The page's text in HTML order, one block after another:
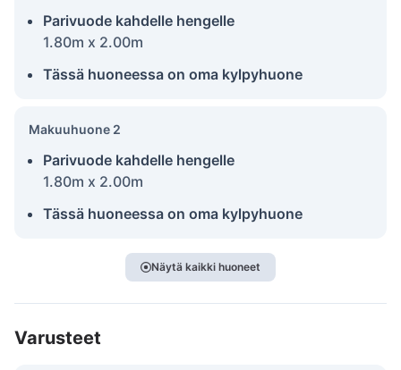
Parivuode kahdelle hengelle
1.80m x 2.00m
Tässä huoneessa on oma kylpyhuone
Makuuhuone 2
Parivuode kahdelle hengelle
1.80m x 2.00m
Tässä huoneessa on oma kylpyhuone
Näytä kaikki huoneet
Varusteet